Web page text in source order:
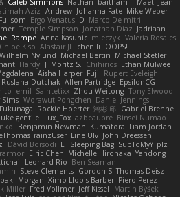
Caleb Simmons Nathan baitham i Maet Jean
Aziz Andrew Johanna Fate Mike Weber
Ergo Venatus D Marco De mitri
Temple Simpson Jonathan Diaz Jadriaan
Rampe Anna Kasunic mleczyk Valeria Rosales
Chloe Kiso Alastair JL chen li
OOPS!
Wilhelm Nylund Michael Bertin Michael Stetler
Hardy J Moritz S. Chihirios Ethan Mulwee
Aisha Harper Fuji
Rupert Eveleigh
Ruslana Dutchak Allen Partridge EpsilonCG
emil Saintetixx Zhou Weitong Tony Elwood
Worawut Pongchen Daniel Jennings
Rockie Hoerter 鸿彬 邱 Gabriel Brenne
luke gentile Lux_Fox azbeaupre Binsei Numao
Benjamin Newman Kumatora Liam Jordan
Line Ulv John Dreessen
Dávid Borsodi Lil Sleeping Bag SubToMyYTplz
Elric Chen Michelle Hironaka Yandong
Leonard Rio Ben Seaman
Steve Clements Gordon S Thomas Deisz
Morgan Ximo Llopis Barber Piero Perez
Miller Fred Vollmer Jeff Kissel
Martin Býšek